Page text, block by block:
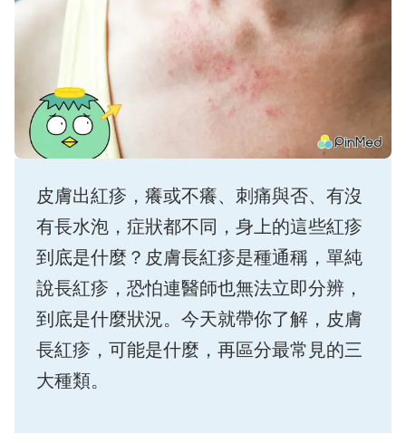
皮膚出紅疹，癢或不癢、刺痛與否、有沒
有長水泡，症狀都不同，身上的這些紅疹
到底是什麼？皮膚長紅疹是種通稱，單純
說長紅疹，恐怕連醫師也無法立即分辨，
到底是什麼狀況。今天就帶你了解，皮膚
長紅疹，可能是什麼，再區分最常見的三
大種類。